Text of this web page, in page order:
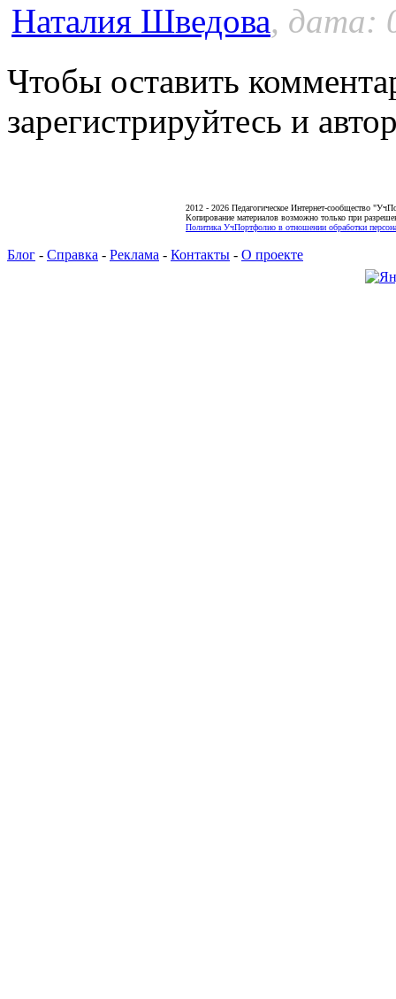
Наталия Шведова, дата:
Чтобы оставить
зарегистрируйтесь и
2012 - 2026 Педагогическое Интернет-сообщество
Копирование материалов возможно только при
Политика УчПортфолио в отношении обработки
Блог - Справка - Реклама - Контакты - О проекте